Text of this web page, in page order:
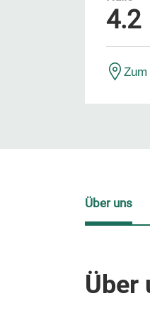
4.2
Zum
Über
Über uns